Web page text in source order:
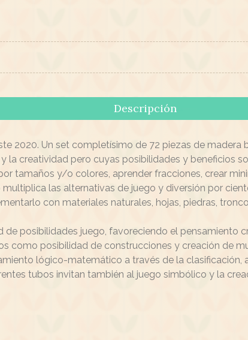
Descripción
2020. Un set completísimo de 72 piezas de
la creatividad pero cuyas posibilidades y beneficios
tamaños y/o colores, aprender fracciones, crear
multiplica las alternativas de juego y diversión por
con materiales naturales, hojas, piedras,
de posibilidades juego, favoreciendo el
como posibilidad de construcciones y creación de
lógico-matemático a través de la
tubos invitan también al juego simbólico y la